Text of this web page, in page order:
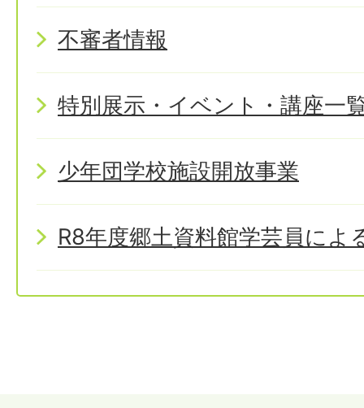
不審者情報
特別展示・イベント・講座一
少年団学校施設開放事業
R8年度郷土資料館学芸員によ